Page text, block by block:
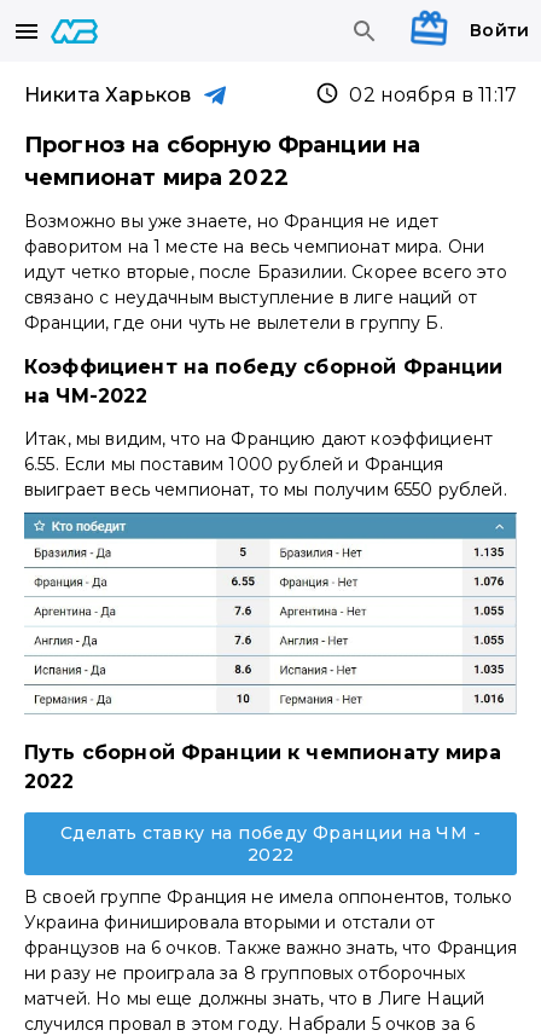
Войти
Никита Харьков 02 ноября в 11:17
Прогноз на сборную Франции на
чемпионат мира 2022
Возможно вы уже знаете, но Франция не идет
фаворитом на 1 месте на весь чемпионат мира. Они
идут четко вторые, после Бразилии. Скорее всего это
связано с неудачным выступление в лиге наций от
Франции, где они чуть не вылетели в группу Б.
Коэффициент на победу сборной Франции
на ЧМ-2022
Итак, мы видим, что на Францию дают коэффициент
6.55. Если мы поставим 1000 рублей и Франция
выиграет весь чемпионат, то мы получим 6550 рублей.
Путь сборной Франции к чемпионату мира
2022
Сделать ставку на победу Франции на ЧМ -
2022
В своей группе Франция не имела оппонентов, только
Украина финишировала вторыми и отстали от
французов на 6 очков. Также важно знать, что Франция
ни разу не проиграла за 8 групповых отборочных
матчей. Но мы еще должны знать, что в Лиге Наций
случился провал в этом году. Набрали 5 очков за 6